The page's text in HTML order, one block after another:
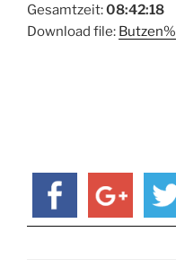
Gesamtzeit:08:42:18
Download file: